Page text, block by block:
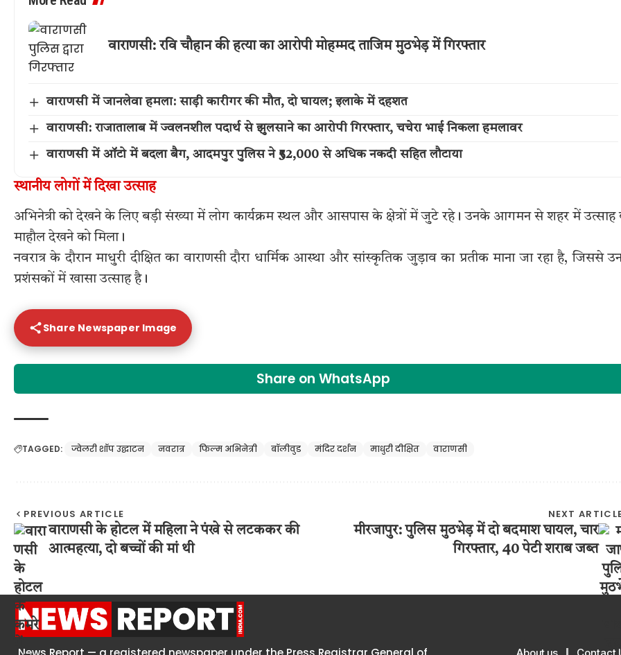
वाराणसी: रवि चौहान की हत्या का आरोपी मोहम्मद ताजिम मुठभेड़ में गिरफ्तार
वाराणसी में जानलेवा हमला: साड़ी कारीगर की मौत, दो घायल; इलाके में दहशत
वाराणसी: राजातालाब में ज्वलनशील पदार्थ से झुलसाने का आरोपी गिरफ्तार, चचेरा भाई निकला हमलावर
वाराणसी में ऑटो में बदला बैग, आदमपुर पुलिस ने ₹52,000 से अधिक नकदी सहित लौटाया
स्थानीय लोगों में दिखा उत्साह
अभिनेत्री को देखने के लिए बड़ी संख्या में लोग कार्यक्रम स्थल और आसपास के क्षेत्रों में जुटे रहे। उनके आगमन से शहर में उत्साह
माहौल देखने को मिला।
नवरात्र के दौरान माधुरी दीक्षित का वाराणसी दौरा धार्मिक आस्था और सांस्कृतिक जुड़ाव का प्रतीक माना जा रहा है, जिससे
प्रशंसकों में खासा उत्साह है।
Share Newspaper Image
Share on WhatsApp
TAGGED: ज्वेलरी शॉप उद्घाटन नवरात्र फिल्म अभिनेत्री बॉलीवुड मंदिर दर्शन माधुरी दीक्षित वाराणसी
PREVIOUS ARTICLE
वाराणसी के होटल में महिला ने पंखे से लटककर की
आत्महत्या, दो बच्चों की मां थी
NEXT
मीरजापुर: पुलिस मुठभेड़ में दो बदमाश घायल, चार
गिरफ्तार, 40 पेटी शराब जब्त